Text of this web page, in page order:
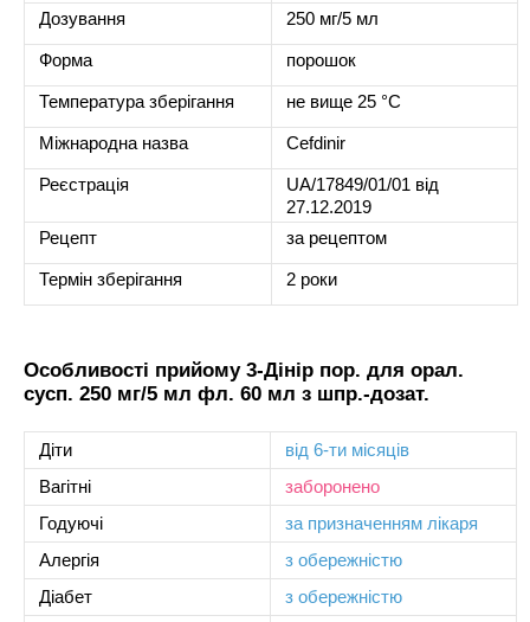
Дозування
250 мг/5 мл
Форма порошок
Температура зберігання не вище 25 °С
Міжнародна назва Cefdinir
Реєстрація
UA/17849/01/01 від
27.12.2019
Рецепт
за рецептом
Термін зберігання 2 роки
Особливості прийому 3-Дінір пор. для орал.
сусп. 250 мг/5 мл фл. 60 мл з шпр.-дозат.
Діти
від 6-ти місяців
Вагітні
заборонено
Годуючі
за призначенням лікаря
Алергія
з обережністю
Діабет
з обережністю